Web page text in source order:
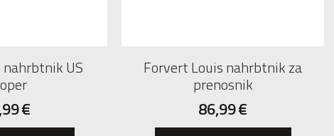
US
€
Forvert Louis nahrbtnik za
prenosnik
86,99€